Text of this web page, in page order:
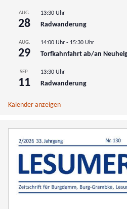
AUG.
28
13:30 Uhr
Radwanderung
AUG.
29
14:00 Uhr - 15:30 Uhr
Torfkahnfahrt ab/an
SEP.
11
13:30 Uhr
Radwanderung
Kalender anzeigen